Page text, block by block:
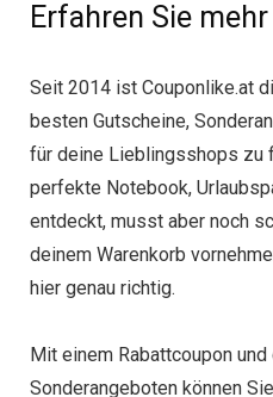
Erfahren Sie
Seit 2014 ist Couponlike.at
besten Gutscheine,
für deine Lieblingsshops zu
perfekte Notebook,
entdeckt, musst aber noch
deinem Warenkorb
hier genau richtig.
Mit einem Rabattcoupon
Sonderangeboten können